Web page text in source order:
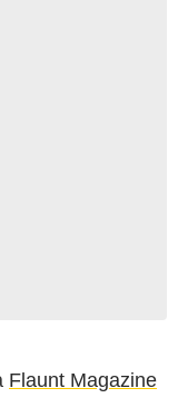
Flaunt Magazine